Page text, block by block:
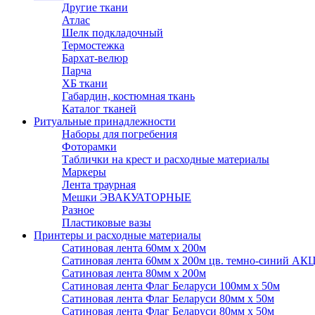
Другие ткани
Атлас
Шелк подкладочный
Термостежка
Бархат-велюр
Парча
ХБ ткани
Габардин, костюмная ткань
Каталог тканей
Ритуальные принадлежности
Наборы для погребения
Фоторамки
Таблички на крест и расходные материалы
Маркеры
Лента траурная
Мешки ЭВАКУАТОРНЫЕ
Разное
Пластиковые вазы
Принтеры и расходные материалы
Сатиновая лента 60мм х 200м
Сатиновая лента 60мм х 200м цв. темно-синий
Сатиновая лента 80мм х 200м
Сатиновая лента Флаг Беларуси 100мм х 50м
Сатиновая лента Флаг Беларуси 80мм х 50м
Сатиновая лента Флаг Беларуси 80мм х 50м